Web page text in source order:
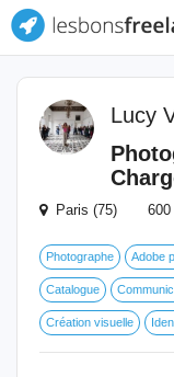
Lucy
Paris (75) 600
Photographe Adobe
Catalogue
Création visuelle